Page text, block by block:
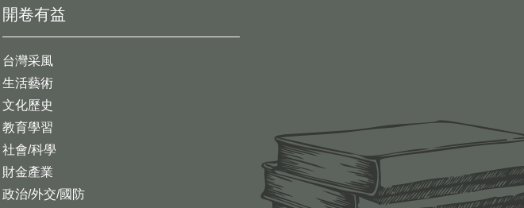
開卷有益
台灣采風
生活藝術
文化歷史
教育學習
社會/科學
財金產業
政治/外交/國防